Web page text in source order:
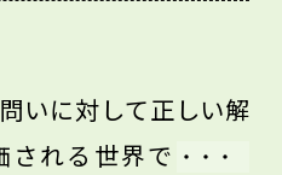
いに対して正しい解
れる世界です。一